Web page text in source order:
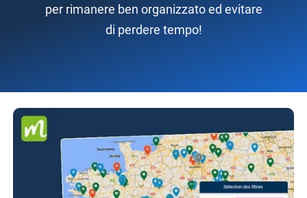
per rimanere ben organizzato ed evitare
di perdere tempo!